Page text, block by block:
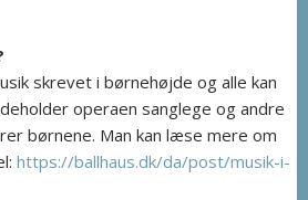
skrevet i børnehøjde og alle kan
operaen sanglege og andre
børnene. Man kan læse mere om
https://ballhaus.dk/da/post/musik-i-